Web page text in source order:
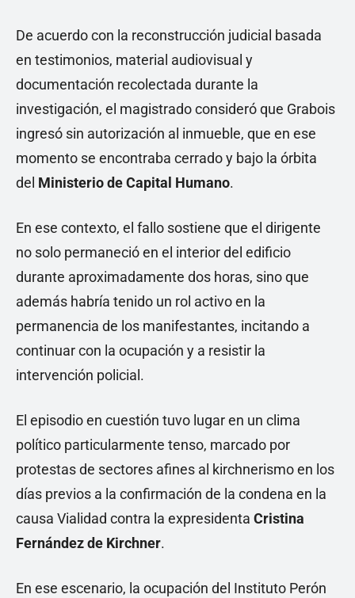
De acuerdo con la reconstrucción judicial basada
en testimonios, material audiovisual y
documentación recolectada durante la
investigación, el magistrado consideró que Grabois
ingresó sin autorización al inmueble, que en ese
momento se encontraba cerrado y bajo la órbita
del Ministerio de Capital Humano.
En ese contexto, el fallo sostiene que el dirigente
no solo permaneció en el interior del edificio
durante aproximadamente dos horas, sino que
además habría tenido un rol activo en la
permanencia de los manifestantes, incitando a
continuar con la ocupación y a resistir la
intervención policial.
El episodio en cuestión tuvo lugar en un clima
político particularmente tenso, marcado por
protestas de sectores afines al kirchnerismo en los
días previos a la confirmación de la condena en la
causa Vialidad contra la expresidenta Cristina
Fernández de Kirchner.
En ese escenario, la ocupación del Instituto Perón